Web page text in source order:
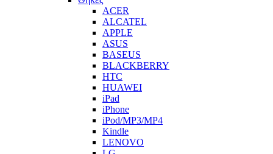
ACER
ALCATEL
APPLE
ASUS
BASEUS
BLACKBERRY
HTC
HUAWEI
iPad
iPhone
iPod/MP3/MP4
Kindle
LENOVO